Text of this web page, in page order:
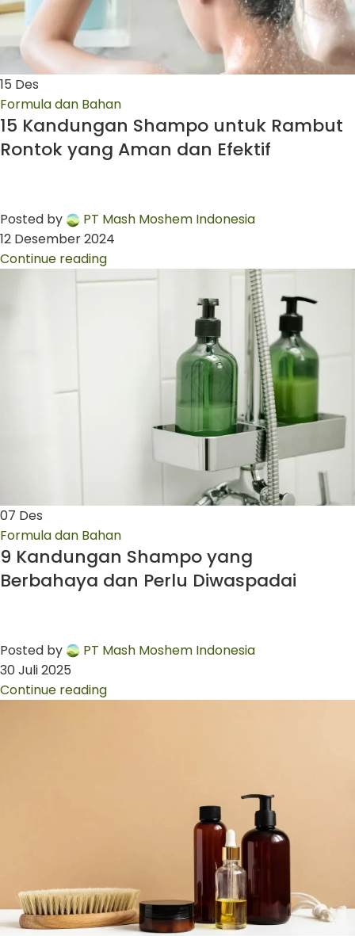
15 Des
Formula dan Bahan
15 Kandungan Shampo untuk Rambut
Rontok yang Aman dan Efektif
Posted by
PT Mash Moshem Indonesia
12 Desember 2024
Continue reading
07 Des
Formula dan Bahan
9 Kandungan Shampo yang
Berbahaya dan Perlu Diwaspadai
Posted by
PT Mash Moshem Indonesia
30 Juli 2025
Continue reading